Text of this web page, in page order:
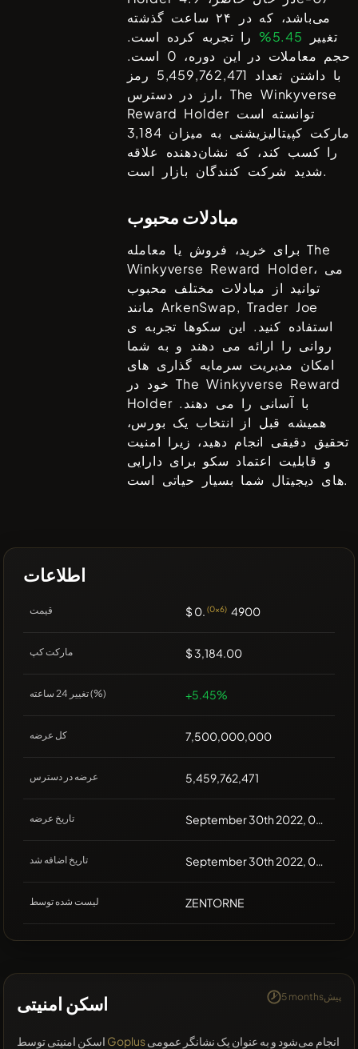
می‌باشد، که در ۲۴ ساعت گذشته
تغییر 5.45%
را تجربه کرده است.
حجم معاملات در این دوره، 0 است.
با داشتن تعداد 5,459,762,471 رمز
ارز در دسترس، The Winkyverse
Reward Holder
مارکت کپیتالیزیشنی به میزان 3,184
را کسب کند، که نشان‌دهنده علاقه
شدید شرکت کنندگان بازار است.
مبادلات محبوب
برای خرید، فروش یا معاملهThe
Winkyverse Reward Holder، می
توانید از مبادلات مختلف محبوب
مانندArkenSwap, Trader Joe
استفاده کنید. این سکوها تجربه ی
روانی را ارائه می دهند و به شما
امکان مدیریت سرمایه گذاری های
خود درThe Winkyverse Reward
Holderبا آسانی را می دهند.
همیشه قبل از انتخاب یک بورس،
تحقیق دقیقی انجام دهید، زیرا امنیت
و قابلیت اعتماد سکو برای دارایی
های دیجیتال شما بسیار حیاتی است.
اطلاعات
قیمت $ 0. (0x6) 4900
مارکت کپ $ 3,184.00
تغییر 24 ساعته (%) +5.45%
کل عرضه 7,500,000,000
عرضه در دسترس 5,459,762,471
تاریخ عرضه September 30th 2022, 00:00
تاریخ اضافه شد September 30th 2022, 07:38
لیست شده توسط ZENTORNE
اسکن امنیتی 5 monthsپیش
Goplus